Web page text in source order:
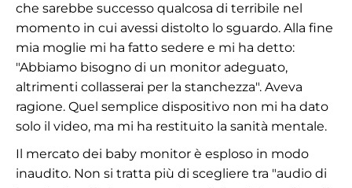
che sarebbe successo qualcosa di terribile nel
momento in cui avessi distolto lo sguardo. Alla fine
mia moglie mi ha fatto sedere e mi ha detto:
"Abbiamo bisogno di un monitor adeguato,
altrimenti collasserai per la stanchezza". Aveva
ragione. Quel semplice dispositivo non mi ha dato
solo il video, ma mi ha restituito la sanità mentale.
Il mercato dei baby monitor è esploso in modo
inaudito. Non si tratta più di scegliere tra "audio di